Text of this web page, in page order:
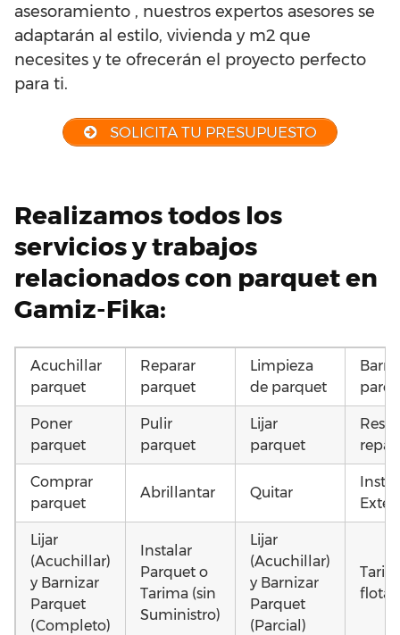
asesoramiento , nuestros expertos asesores se
adaptarán al estilo, vivienda y m2 que
necesites y te ofrecerán el proyecto perfecto
para ti.
SOLICITA TU PRESUPUESTO
Realizamos todos los
servicios y trabajos
relacionados con parquet en
Gamiz-Fika:
Acuchillar
parquet
Reparar
parquet
Limpieza
de parquet
Poner
parquet
Pulir
parquet
Lijar
parquet
Comprar
parquet
Abrillantar Quitar
Lijar
(Acuchillar)
y Barnizar
Parquet
(Completo)
Instalar
Parquet o
Tarima (sin
Suministro)
Lijar
(Acuchillar)
y Barnizar
Parquet
(Parcial)